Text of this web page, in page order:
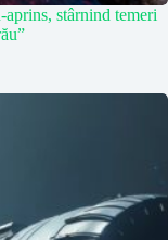
stârnind temeri